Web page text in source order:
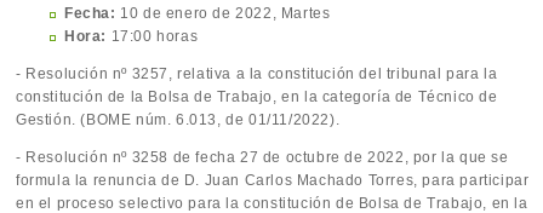
Fecha: 10 de enero de 2022, Martes
Hora: 17:00 horas
- Resolución nº 3257, relativa a la constitución del tribunal para la
constitución de la Bolsa de Trabajo, en la categoría de Técnico de
Gestión. (BOME núm. 6.013, de 01/11/2022).
- Resolución nº 3258 de fecha 27 de octubre de 2022, por la que se
formula la renuncia de D. Juan Carlos Machado Torres, para participar
en el proceso selectivo para la constitución de Bolsa de Trabajo, en la